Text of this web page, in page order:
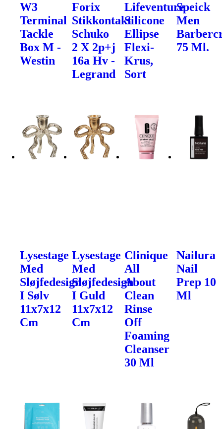
W3
Terminal
Tackle
Box M -
Westin
Forix
Stikkontakt
Schuko
2 X 2p+j
16a Hv -
Legrand
Lifeventure
Silicone
Ellipse
Flexi-
Krus,
Sort
Speick
Men
75 Ml.
Lysestage
Med
Sløjfedesign
I Sølv
11x7x12
Cm
Lysestage
Med
Sløjfedesign
I Guld
11x7x12
Cm
Clinique
All
About
Clean
Rinse
Off
Foaming
Cleanser
30 Ml
Nailura
Nail
Prep 10
Ml